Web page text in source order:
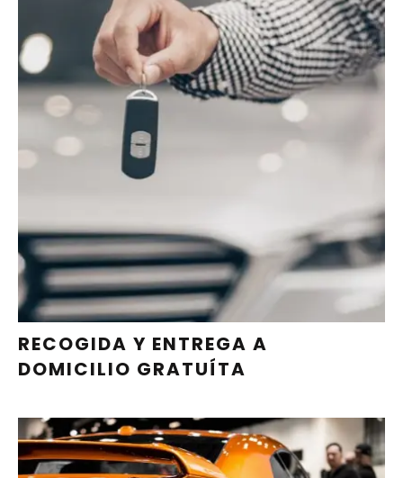
RECOGIDA Y ENTREGA GRATIS DEL
COCHE PARA OPERACIONES DE
MÁS DE 90 EUROS
PIDE CITA
RECOGIDA Y ENTREGA A
DOMICILIO GRATUÍTA